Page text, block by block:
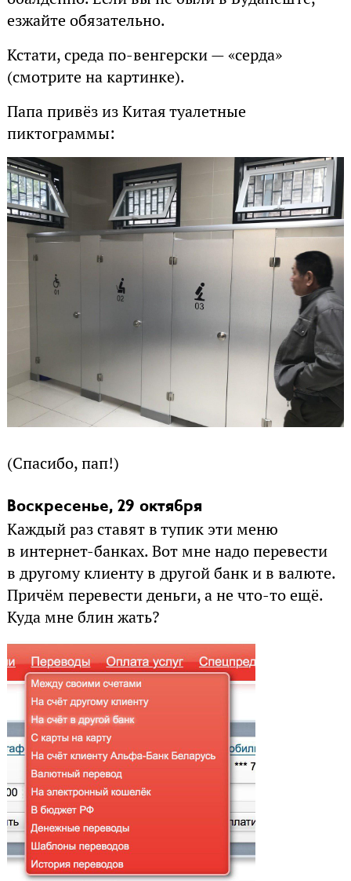
езжайте обязательно.
Кстати, среда по-венгерски — «серда»
(смотрите на картинке).
Папа привёз из Китая туалетные
пиктограммы:
(Спасибо, пап!)
Воскресенье, 29 октября
Каждый раз ставят в тупик эти меню
в интернет-банках. Вот мне надо перевести
в другому клиенту в другой банк и в валюте.
Причём перевести деньги, а не что-то ещё.
Куда мне блин жать?